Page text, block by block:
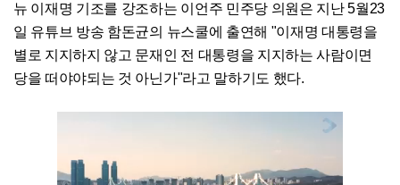
뉴 이재명 기조를 강조하는 이언주 민주당 의원은 지난 5월23
일 유튜브 방송 함돈균의 뉴스쿨에 출연해 "이재명 대통령을
별로 지지하지 않고 문재인 전 대통령을 지지하는 사람이면
당을 떠야야되는 것 아닌가"라고 말하기도 했다.